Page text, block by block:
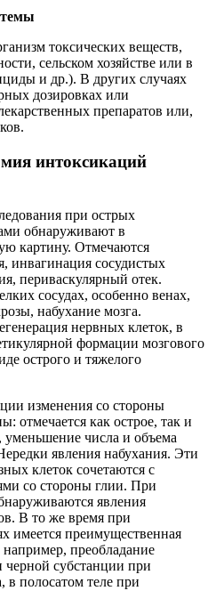
токсических веществ,
сельском хозяйстве или в
и др.). В других случаях
дозировках или
препаратов или,
интоксикаций
при острых
обнаруживают в
картину. Отмечаются
инвагинация сосудистых
периваскулярный отек.
сосудах, особенно венах,
набухание мозга.
нервных клеток, в
формации мозгового
острого и тяжелого
изменения со стороны
отмечается как острое, так и
уменьшение числа и объема
явления набухания. Эти
клеток сочетаются с
со стороны глии. При
явления
В то же время при
имеется преимущественная
преобладание
субстанции при
в полосатом теле при